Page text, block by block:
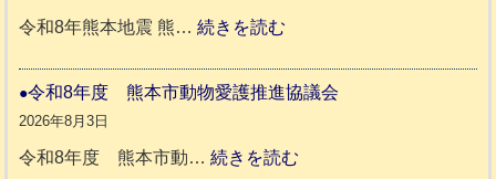
さ
ん
人
ホ
本
令和8年熊本地震 熊…続きを読む
災
ッ
令和8年度 熊本市動物愛護推進協議会
2026年8月3日
令和8年度 熊本市動…続きを読む